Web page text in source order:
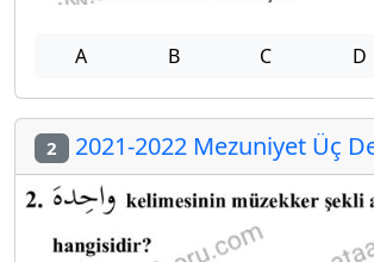
A B C D
2 2021-2022 Mezuniyet Üç